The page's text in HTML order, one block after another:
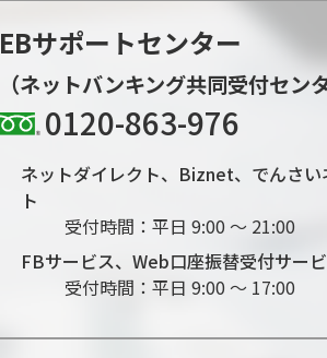
EBサポートセンター
（ネットバンキング共同受付セン
0120-863-976
ネットダイレクト、Biznet、でんさい
ト
受付時間：平日 9:00 ～ 21:00
FBサービス、Web口座振替受付サー
受付時間：平日 9:00 ～ 17:00